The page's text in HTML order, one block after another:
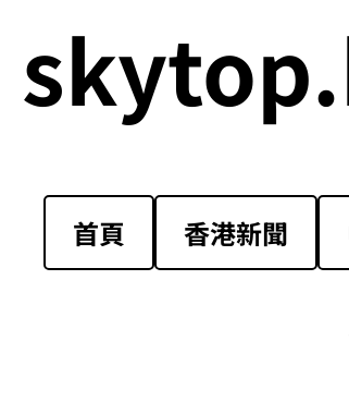
首頁 香港新聞